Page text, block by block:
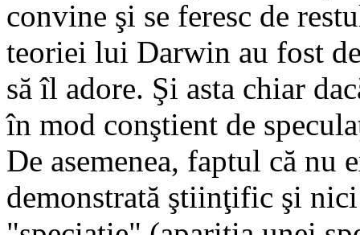
convine şi se feresc de
teoriei lui Darwin au fost
să îl adore. Şi asta chiar
în mod conştient de
De asemenea, faptul că
demonstrată ştiinţific şi